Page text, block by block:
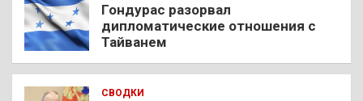
Гондурас разорвал
дипломатические отношения с
Тайванем
СВОДКИ